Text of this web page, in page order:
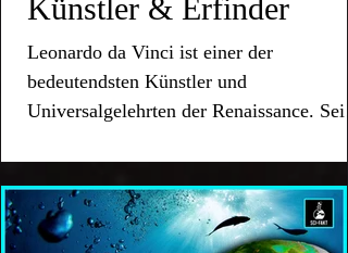
Künstler & Erfinder
Leonardo da Vinci ist einer der
bedeutendsten Künstler und
Universalgelehrten der Renaissance. Sein